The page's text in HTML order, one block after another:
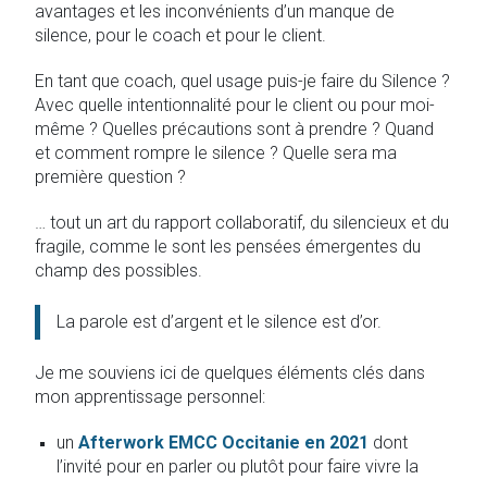
avantages et les inconvénients d’un manque de
silence, pour le coach et pour le client.
En tant que coach, quel usage puis-je faire du Silence ?
Avec quelle intentionnalité pour le client ou pour moi-
même ? Quelles précautions sont à prendre ? Quand
et comment rompre le silence ? Quelle sera ma
première question ?
… tout un art du rapport collaboratif, du silencieux et du
fragile, comme le sont les pensées émergentes du
champ des possibles.
La parole est d’argent et le silence est d’or.
Je me souviens ici de quelques éléments clés dans
mon apprentissage personnel:
un Afterwork EMCC Occitanie en 2021 dont
l’invité pour en parler ou plutôt pour faire vivre la